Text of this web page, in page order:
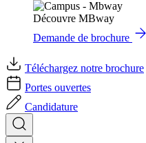
Découvre MBway
Demande de brochure
Téléchargez notre brochure
Portes ouvertes
Candidature